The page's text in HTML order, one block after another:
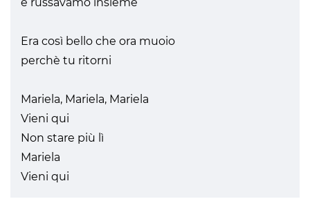
Era così bello che ora muoio
perchè tu ritorni
Mariela, Mariela, Mariela
Vieni qui
Non stare più lì
Mariela
Vieni qui